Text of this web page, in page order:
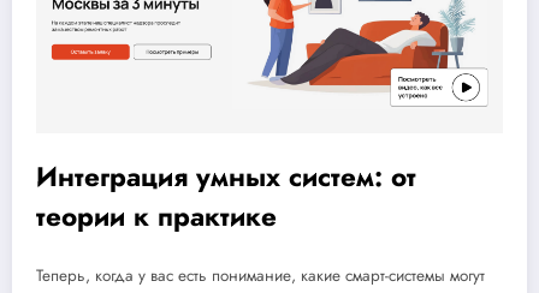
Интеграция умных систем: от
теории к практике
Теперь, когда у вас есть понимание, какие смарт-системы могут